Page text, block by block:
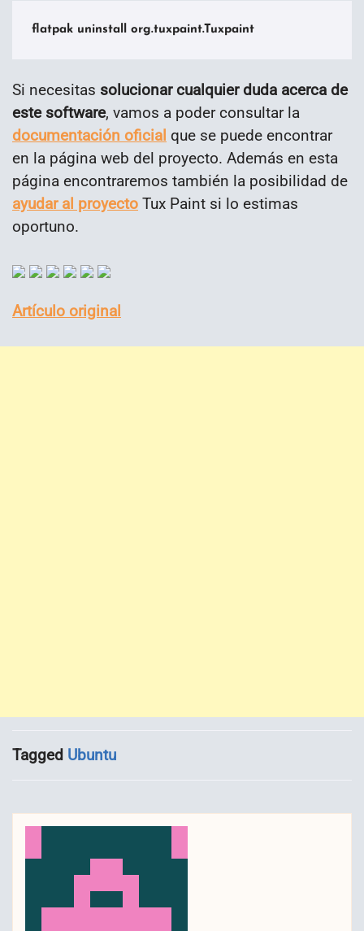
flatpak uninstall org.tuxpaint.Tuxpaint
Si necesitas solucionar cualquier duda acerca de
este software, vamos a poder consultar la
documentación oficial que se puede encontrar
en la página web del proyecto. Además en esta
página encontraremos también la posibilidad de
ayudar al proyecto Tux Paint si lo estimas
oportuno.
Artículo original
Tagged Ubuntu